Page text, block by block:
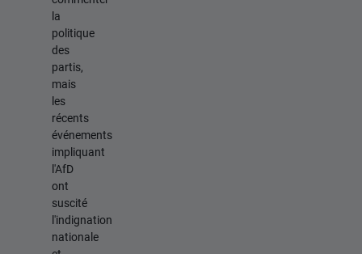
la
politique
des
partis,
mais
les
récents
événements
impliquant
l'AfD
ont
suscité
l'indignation
nationale